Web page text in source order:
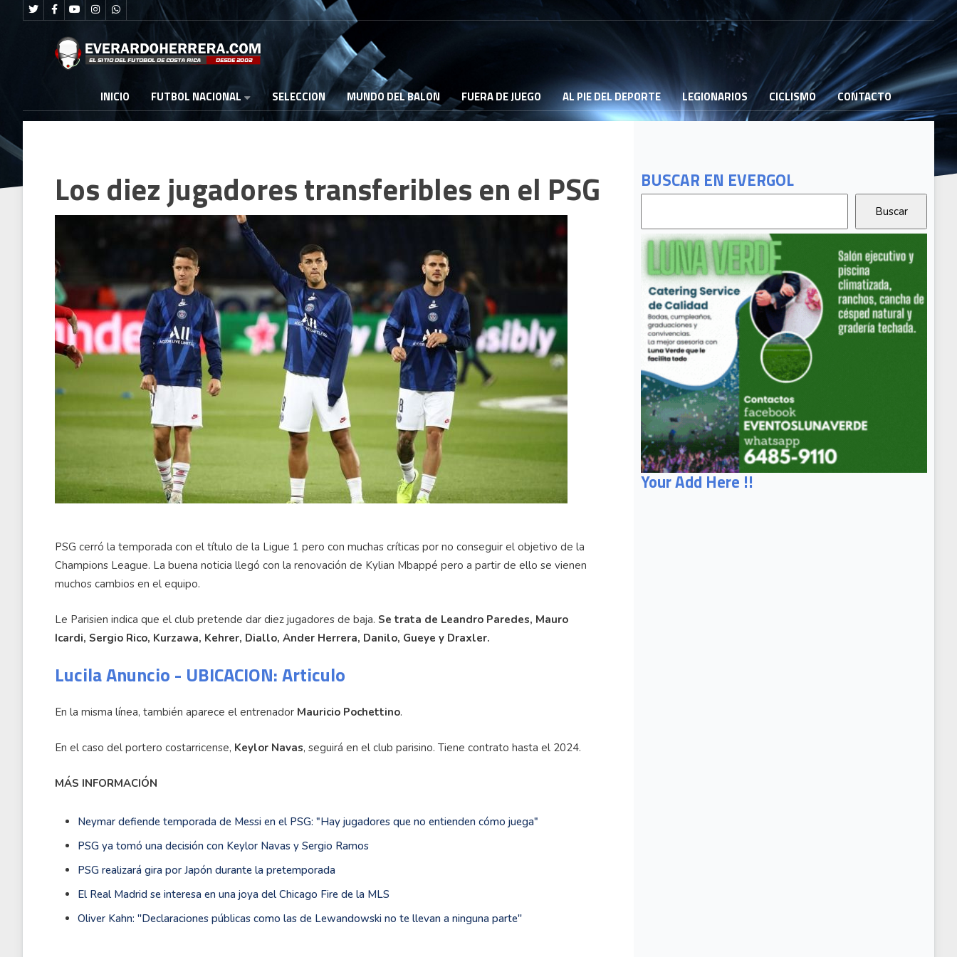
INICIO FUTBOL NACIONAL SELECCION MUNDO DEL BALON FUERA DE JUEGO AL PIE DEL DEPORTE LEGIONARIOS CICLISMO CONTACTO
BUSCAR EN EVERGOL
Your Add Here !!
Los diez jugadores transferibles en el PSG
PSG cerró la temporada con el título de la Ligue 1 pero con muchas críticas por no conseguir el objetivo de la
Champions League. La buena noticia llegó con la renovación de Kylian Mbappé pero a partir de ello se vienen
muchos cambios en el equipo.
Le Parisien indica que el club pretende dar diez jugadores de baja. Se trata de Leandro Paredes, Mauro
Icardi, Sergio Rico, Kurzawa, Kehrer, Diallo, Ander Herrera, Danilo, Gueye y Draxler.
Lucila Anuncio - UBICACION: Articulo
En la misma línea, también aparece el entrenador Mauricio Pochettino.
En el caso del portero costarricense, Keylor Navas, seguirá en el club parisino. Tiene contrato hasta el 2024.
MÁS INFORMACIÓN
Neymar defiende temporada de Messi en el PSG: "Hay jugadores que no entienden cómo juega"
PSG ya tomó una decisión con Keylor Navas y Sergio Ramos
PSG realizará gira por Japón durante la pretemporada
El Real Madrid se interesa en una joya del Chicago Fire de la MLS
Oliver Kahn: ''Declaraciones públicas como las de Lewandowski no te llevan a ninguna parte''